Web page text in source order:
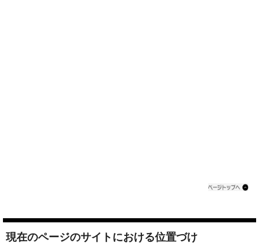
現在のページのサイトにおける位置づけ